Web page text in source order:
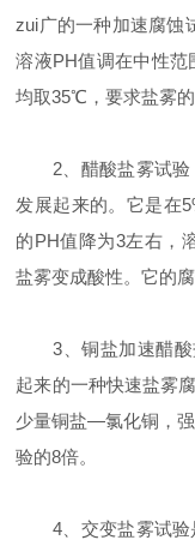
zui广的一种加速腐蚀
溶液PH值调在中性
均取35℃，要求盐雾的
2、醋酸盐雾试验
发展起来的。它是在
的PH值降为3左右，
盐雾变成酸性。它的
3、铜盐加速醋酸
起来的一种快速盐雾
少量铜盐—氯化铜，
验的8倍。
4、交变盐雾试验